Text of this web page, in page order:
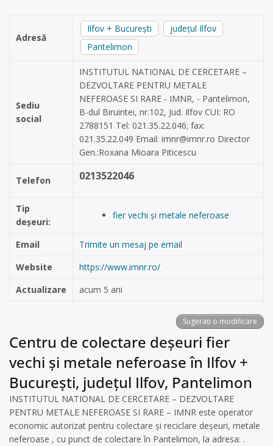
Adresă
Ilfov + București
județul Ilfov
Pantelimon
Sediu
social
INSTITUTUL NATIONAL DE CERCETARE –
DEZVOLTARE PENTRU METALE
NEFEROASE SI RARE - IMNR, - Pantelimon,
B-dul Biruintei, nr.102, Jud. Ilfov CUI: RO
2788151 Tel: 021.35.22.046; fax:
021.35.22.049 Email: imnr@imnr.ro Director
Gen.:Roxana Mioara Piticescu
Telefon 0213522046
Tip
deșeuri:
fier vechi și metale neferoase
Email
Trimite un mesaj pe email
Website
https://www.imnr.ro/
Actualizare
acum 5 ani
Sugerați o modificare
Centru de colectare deșeuri fier
vechi și metale neferoase în Ilfov +
București, județul Ilfov, Pantelimon
INSTITUTUL NATIONAL DE CERCETARE – DEZVOLTARE
PENTRU METALE NEFEROASE SI RARE – IMNR este operator
economic autorizat pentru colectare și reciclare deșeuri, metale
neferoase , cu punct de colectare în Pantelimon, la adresa: .